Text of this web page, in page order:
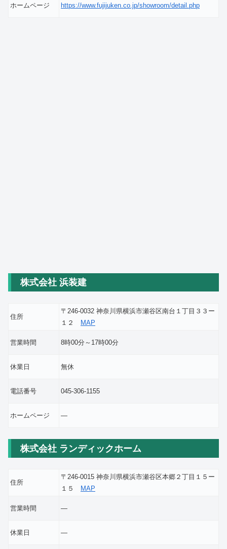
ホームページ https://www.fujijuken.co.jp/showroom/detail.php
株式会社 浜装建
住所
〒246-0032 神奈川県横浜市瀬谷区南台１丁目３３ー
１２
MAP
営業時間 8時00分～17時00分
休業日 無休
電話番号 045-306-1155
ホームページ ―
株式会社 ランディックホーム
住所
〒246-0015 神奈川県横浜市瀬谷区本郷２丁目１５ー
１５
MAP
営業時間 ―
休業日 ―